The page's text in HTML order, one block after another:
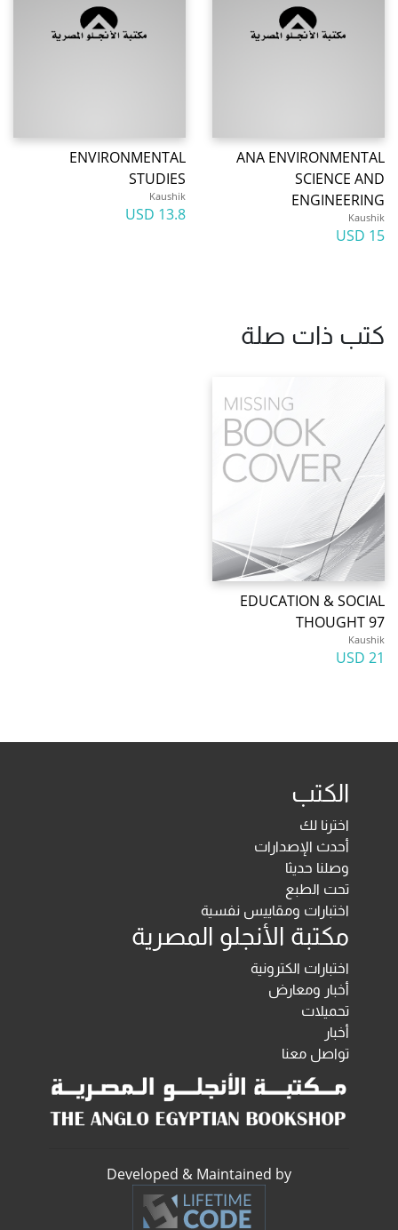
ANA ENVIRONMENTAL
SCIENCE AND
ENGINEERING
Kaushik
15 USD
ENVIRONMENTAL
STUDIES
Kaushik
13.8 USD
كتب ذات صلة
EDUCATION & SOCIAL
THOUGHT 97
Kaushik
21 USD
الكتب
اخترنا لك
أحدث الإصدارات
وصلنا حديثا
تحت الطبع
اختبارات ومقاييس نفسية
مكتبة الأنجلو المصرية
اختبارات الكترونية
أخبار ومعارض
تحميلات
أخبار
تواصل معنا
Developed & Maintained by